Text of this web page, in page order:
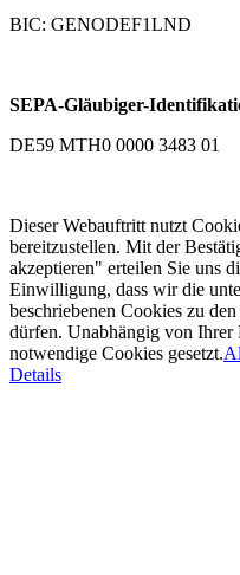
BIC: GENODEF1LND
SEPA-Gläubiger-
DE59 MTH0 0000 3483 01
Dieser Webauftritt nutzt
bereitzustellen. Mit der
akzeptieren" erteilen Sie uns
Einwilligung, dass wir die
beschriebenen Cookies zu
dürfen. Unabhängig von
notwendige Cookies gesetzt.
Details